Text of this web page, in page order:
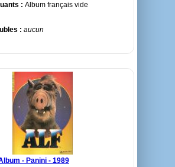
: Album français vide
: aucun
- Panini - 1989